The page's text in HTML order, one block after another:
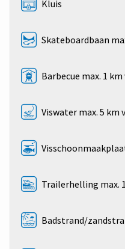
Kluis
Skateboardbaan
Barbecue max. 1
Viswater max. 5 km
Trailerhelling max.
Badstrand/